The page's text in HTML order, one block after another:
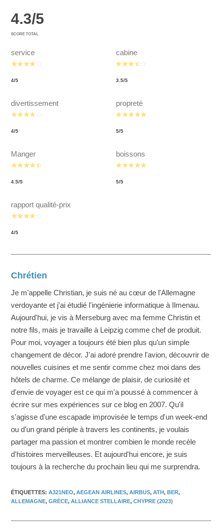
service
4/5
cabine
3.5/5
divertissement
4/5
propreté
5/5
Manger
4.5/5
boissons
5/5
rapport qualité-prix
4/5
4.3/5
SCORE TOTAL
Chrétien
Je m'appelle Christian, je suis né au cœur de l'Allemagne
verdoyante et j'ai étudié l'ingénierie informatique à Ilmenau.
Aujourd'hui, je vis à Merseburg avec ma femme Christin et
notre fils, mais je travaille à Leipzig comme chef de produit.
Pour moi, voyager a toujours été bien plus qu'un simple
changement de décor. J'ai adoré prendre l'avion, découvrir de
nouvelles cuisines et me sentir comme chez moi dans des
hôtels de charme. Ce mélange de plaisir, de curiosité et
d'envie de voyager est ce qui m'a poussé à commencer à
écrire sur mes expériences sur ce blog en 2007. Qu'il
s'agisse d'une escapade improvisée le temps d'un week-end
ou d'un grand périple à travers les continents, je voulais
partager ma passion et montrer combien le monde recèle
d'histoires merveilleuses. Et aujourd'hui encore, je suis
toujours à la recherche du prochain lieu qui me surprendra.
ÉTIQUETTES:A321NEO, AEGEAN AIRLINES, AIRBUS, ATH, BER,
ALLEMAGNE, GRÈCE, ALLIANCE STELLAIRE, CHYPRE (2023)